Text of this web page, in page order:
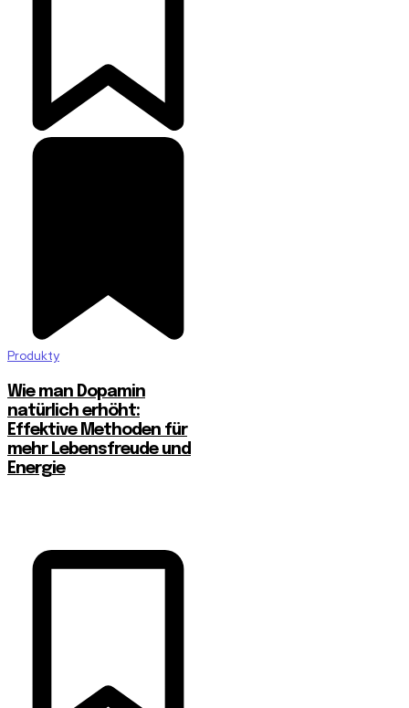
Produkty
Wie man Dopamin
natürlich erhöht:
Effektive Methoden für
mehr Lebensfreude und
Energie